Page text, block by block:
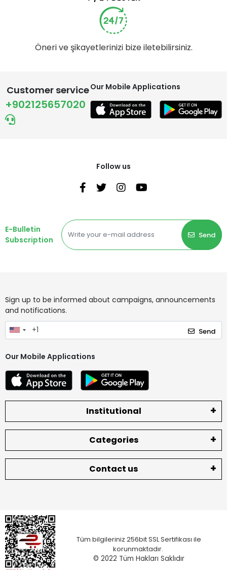
Öneri ve şikayetlerinizi bize iletebilirsiniz.
Customer service
+902125657020
Our Mobile Applications
Follow us
E-Bulletin
Subscription
Send
Sign up to be informed about campaigns, announcements
and notifications.
Send
Our Mobile Applications
Institutional
Categories
Contact us
Tüm bilgileriniz 256bit SSL Sertifikası ile
korunmaktadır.
© 2022 Tüm Hakları Saklıdır